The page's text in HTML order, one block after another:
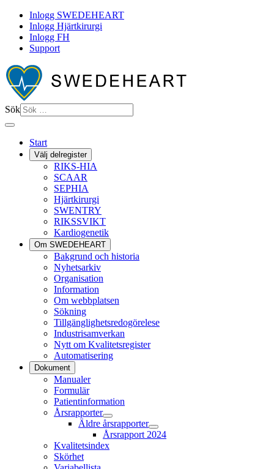
Inlogg SWEDEHEART
Inlogg Hjärtkirurgi
Inlogg FH
Support
Sök
Start
Välj delregister
RIKS-HIA
SCAAR
SEPHIA
Hjärtkirurgi
SWENTRY
RIKSSVIKT
Kardiogenetik
Om SWEDEHEART
Bakgrund och historia
Nyhetsarkiv
Organisation
Information
Om webbplatsen
Sökning
Tillgänglighetsredogörelese
Industrisamverkan
Nytt om Kvalitetsregister
Automatisering
Dokument
Manualer
Formulär
Patientinformation
Årsrapporter
Äldre årsrapporter
Årsrapport 2024
Kvalitetsindex
Skörhet